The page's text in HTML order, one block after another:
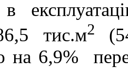
в
тис.м2
на 6,9%